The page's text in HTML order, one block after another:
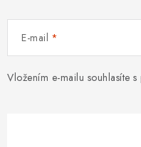
k
v
ý
p
E-mail
Vložením e-mailu souhlasíte s